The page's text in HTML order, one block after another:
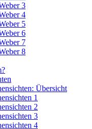
3
4
5
6
7
8
Übersicht
1
2
3
4